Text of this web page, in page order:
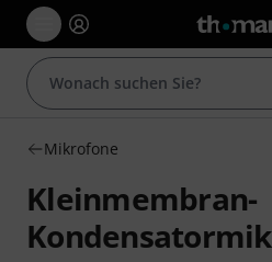
Mikrofone
Kleinmembran-